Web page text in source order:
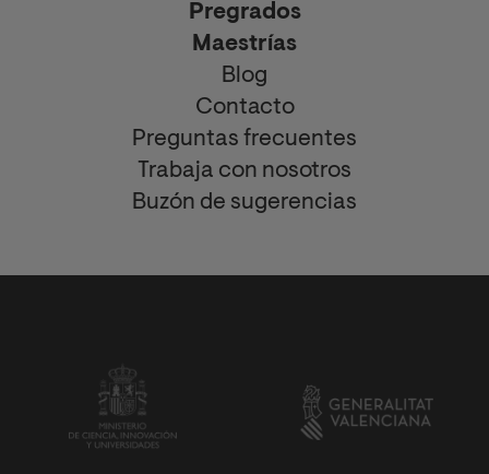
Pregrados
Maestrías
Blog
Contacto
Preguntas frecuentes
Trabaja con nosotros
Buzón de sugerencias